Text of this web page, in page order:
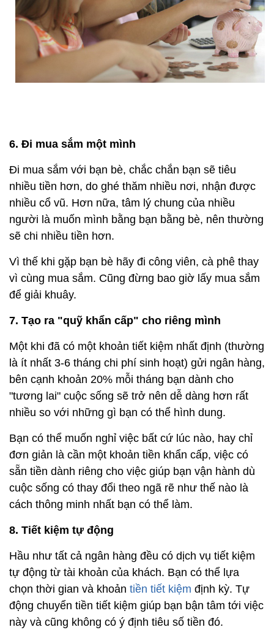
6. Đi mua sắm một mình
Đi mua sắm với bạn bè, chắc chắn bạn sẽ tiêu
nhiều tiền hơn, do ghé thăm nhiều nơi, nhận được
nhiều cổ vũ. Hơn nữa, tâm lý chung của nhiều
người là muốn mình bằng bạn bằng bè, nên thường
sẽ chi nhiều tiền hơn.
Vì thế khi gặp bạn bè hãy đi công viên, cà phê thay
vì cùng mua sắm. Cũng đừng bao giờ lấy mua sắm
để giải khuây.
7. Tạo ra "quỹ khẩn cấp" cho riêng mình
Một khi đã có một khoản tiết kiệm nhất định (thường
là ít nhất 3-6 tháng chi phí sinh hoạt) gửi ngân hàng,
bên cạnh khoản 20% mỗi tháng bạn dành cho
"tương lai" cuộc sống sẽ trở nên dễ dàng hơn rất
nhiều so với những gì bạn có thể hình dung.
Bạn có thể muốn nghỉ việc bất cứ lúc nào, hay chỉ
đơn giản là cần một khoản tiền khẩn cấp, việc có
sẵn tiền dành riêng cho việc giúp bạn vận hành dù
cuộc sống có thay đổi theo ngã rẽ như thế nào là
cách thông minh nhất bạn có thể làm.
8. Tiết kiệm tự động
Hầu như tất cả ngân hàng đều có dịch vụ tiết kiệm
tự động từ tài khoản của khách. Bạn có thể lựa
chọn thời gian và khoản tiền tiết kiệm định kỳ. Tự
động chuyển tiền tiết kiệm giúp bạn bận tâm tới việc
này và cũng không có ý định tiêu số tiền đó.